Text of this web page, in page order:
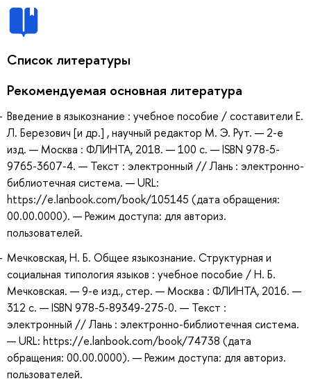
Список литературы
Рекомендуемая основная литература
Введение в языкознание : учебное пособие / составители Е.
Л. Березович [и др.] , научный редактор М. Э. Рут. — 2-е
изд. — Москва : ФЛИНТА, 2018. — 100 с. — ISBN 978-5-
9765-3607-4. — Текст : электронный // Лань : электронно-
библиотечная система. — URL:
https://e.lanbook.com/book/105145 (дата обращения:
00.00.0000). — Режим доступа: для авториз.
пользователей.
Мечковская, Н. Б. Общее языкознание. Структурная и
социальная типология языков : учебное пособие / Н. Б.
Мечковская. — 9-е изд., стер. — Москва : ФЛИНТА, 2016. —
312 с. — ISBN 978-5-89349-275-0. — Текст :
электронный // Лань : электронно-библиотечная система.
— URL: https://e.lanbook.com/book/74738 (дата
обращения: 00.00.0000). — Режим доступа: для авториз.
пользователей.